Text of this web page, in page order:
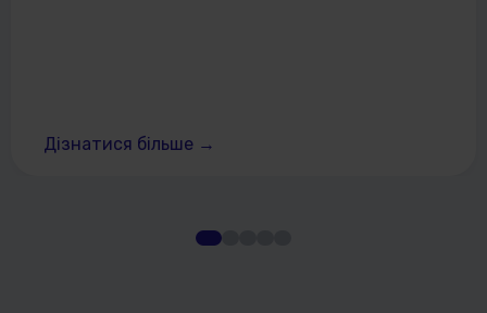
Дізнатися більше →